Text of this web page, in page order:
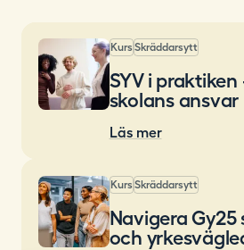
Kurs Skräddarsytt
SYV i praktiken
skolans ansvar
Läs mer
Kurs Skräddarsytt
Navigera
och